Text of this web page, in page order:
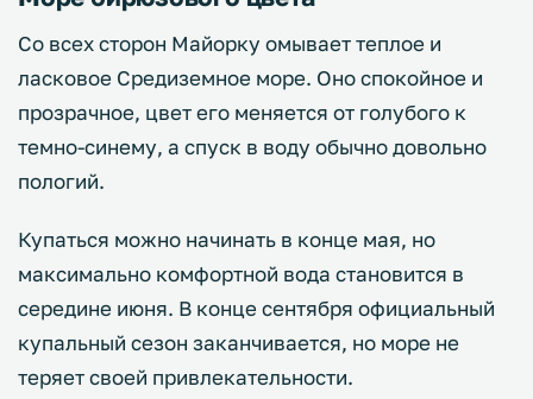
Со всех сторон Майорку омывает теплое и
ласковое Средиземное море. Оно спокойное и
прозрачное, цвет его меняется от голубого к
темно-синему, а спуск в воду обычно довольно
пологий.
Купаться можно начинать в конце мая, но
максимально комфортной вода становится в
середине июня. В конце сентября официальный
купальный сезон заканчивается, но море не
теряет своей привлекательности.